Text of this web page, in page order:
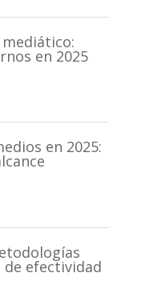
en 2025
en 2025:
de efectividad